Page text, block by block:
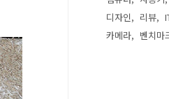
디자인
리뷰
카메라
벤치마